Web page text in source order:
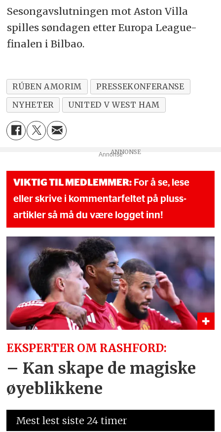
Sesongavslutningen mot Aston Villa
spilles søndagen etter Europa League-
finalen i Bilbao.
RÚBEN AMORIM
PRESSEKONFERANSE
NYHETER
UNITED V WEST HAM
Annonse
VIKTIG TIL MEDLEMMER: For å se, lese
eller skrive i kommentarfeltet på pluss-
artikler så må du være logget inn!
EKSPERTER OM RASHFORD:
– Kan skape de magiske
øyeblikkene
Mest lest siste 24 timer